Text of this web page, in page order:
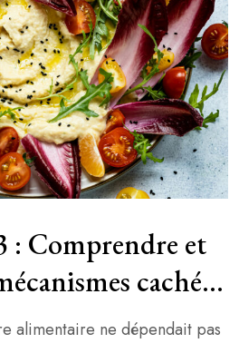
: Comprendre et
cachés
corps
alimentaire ne dépendait pas